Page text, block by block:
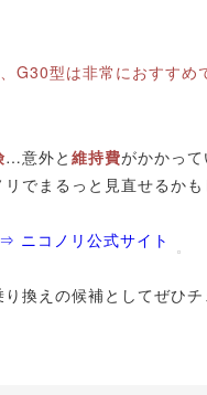
G30型は非常におすすめ
…意外と 維持費がかかっ
でまるっと見直せるかも
⇒ ニコノリ公式サイト
換えの候補としてぜひ